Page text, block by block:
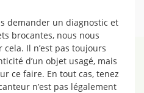
demander un diagnostic et
brocantes, nous nous
Il n’est pas toujours
d’un objet usagé, mais
ce faire. En tout cas, tenez
n’est pas légalement